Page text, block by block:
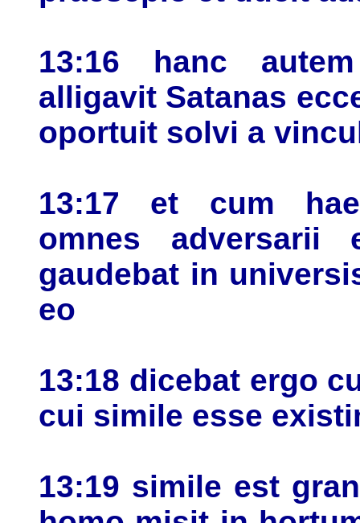
13:16 hanc
alligavit Satanas
oportuit solvi a
13:17 et cum
omnes
gaudebat in
eo
13:18 dicebat ergo
cui simile esse
13:19 simile est